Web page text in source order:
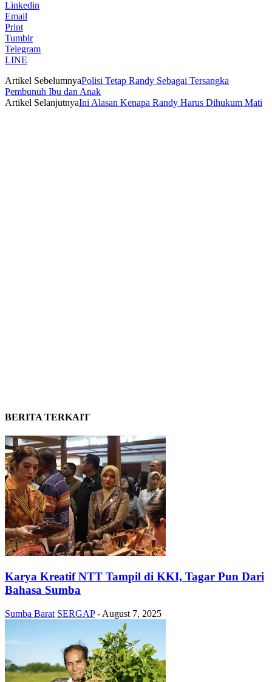
Linkedin
Email
Print
Tumblr
Telegram
LINE
Artikel SebelumnyaPolisi Tetap Randy Sebagai Tersangka
Pembunuh Ibu dan Anak
Artikel SelanjutnyaIni Alasan Kenapa Randy Harus Dihukum Mati
BERITA TERKAIT
Karya Kreatif NTT Tampil di KKI, Tagar Pun Dari
Bahasa Sumba
Sumba Barat SERGAP - August 7, 2025